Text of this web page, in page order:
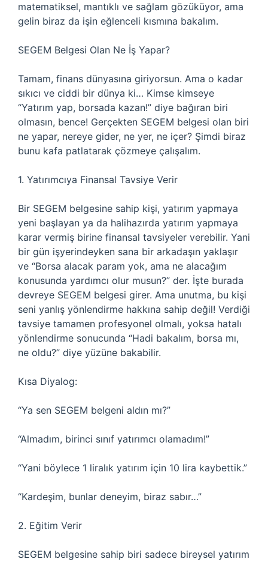
matematiksel, mantıklı ve sağlam gözüküyor, ama
gelin biraz da işin eğlenceli kısmına bakalım.
SEGEM Belgesi Olan Ne İş Yapar?
Tamam, finans dünyasına giriyorsun. Ama o kadar
sıkıcı ve ciddi bir dünya ki… Kimse kimseye
“Yatırım yap, borsada kazan!” diye bağıran biri
olmasın, bence! Gerçekten SEGEM belgesi olan biri
ne yapar, nereye gider, ne yer, ne içer? Şimdi biraz
bunu kafa patlatarak çözmeye çalışalım.
1. Yatırımcıya Finansal Tavsiye Verir
Bir SEGEM belgesine sahip kişi, yatırım yapmaya
yeni başlayan ya da halihazırda yatırım yapmaya
karar vermiş birine finansal tavsiyeler verebilir. Yani
bir gün işyerindeyken sana bir arkadaşın yaklaşır
ve “Borsa alacak param yok, ama ne alacağım
konusunda yardımcı olur musun?” der. İşte burada
devreye SEGEM belgesi girer. Ama unutma, bu kişi
seni yanlış yönlendirme hakkına sahip değil! Verdiği
tavsiye tamamen profesyonel olmalı, yoksa hatalı
yönlendirme sonucunda “Hadi bakalım, borsa mı,
ne oldu?” diye yüzüne bakabilir.
Kısa Diyalog:
“Ya sen SEGEM belgeni aldın mı?”
“Almadım, birinci sınıf yatırımcı olamadım!”
“Yani böylece 1 liralık yatırım için 10 lira kaybettik.”
“Kardeşim, bunlar deneyim, biraz sabır…”
2. Eğitim Verir
SEGEM belgesine sahip biri sadece bireysel yatırım